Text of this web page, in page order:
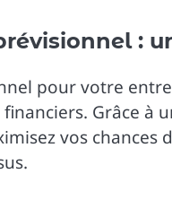
:
pour votre
Grâce à
vos chances